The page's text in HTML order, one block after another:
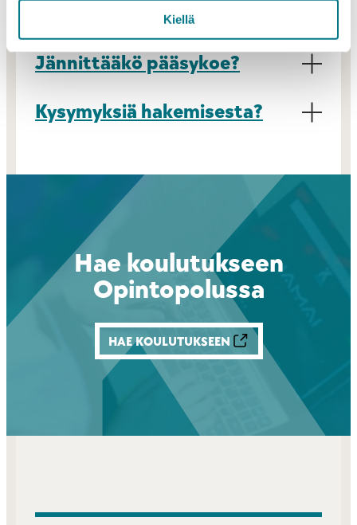
Kiellä
Jännittääkö pääsykoe?
Kysymyksiä hakemisesta?
Hae koulutukseen
Opintopolussa
HAE KOULUTUKSEEN